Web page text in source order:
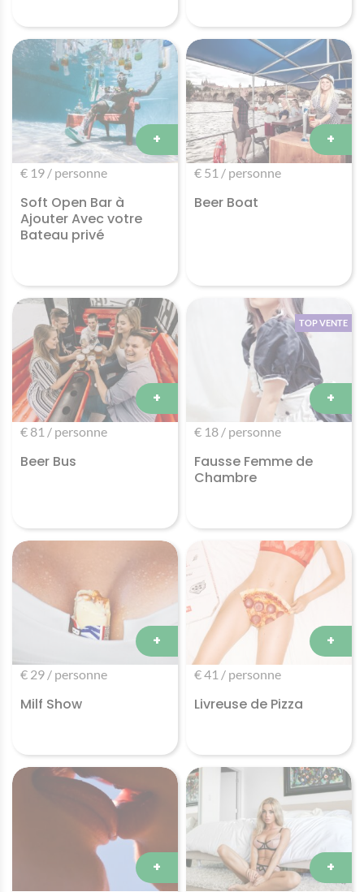
+
€ 19 / personne
Soft Open Bar à
Ajouter Avec votre
Bateau privé
+
€ 51 / personne
Beer Boat
+
€ 81 / personne
Beer Bus
TOP VENTE
+
€ 18 / personne
Fausse Femme de
Chambre
+
€ 29 / personne
Milf Show
+
€ 41 / personne
Livreuse de Pizza
+ +